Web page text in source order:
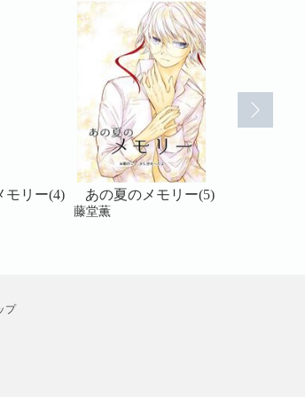
モリー(4) あの夏のメモリー(5)
藤堂薫
プ